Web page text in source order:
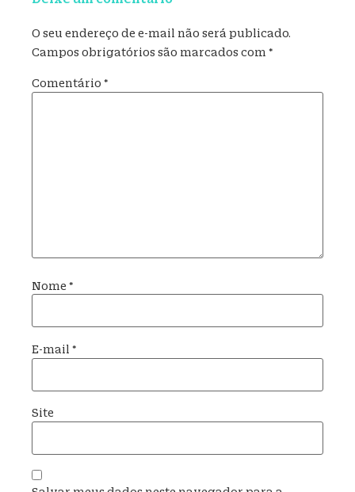
O seu endereço de e-mail não será publicado.
Campos obrigatórios são marcados com *
Comentário *
Nome *
E-mail *
Site